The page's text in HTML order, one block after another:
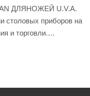
ДЛЯНОЖЕЙ U.V.A.
столовых приборов на
и торговли.